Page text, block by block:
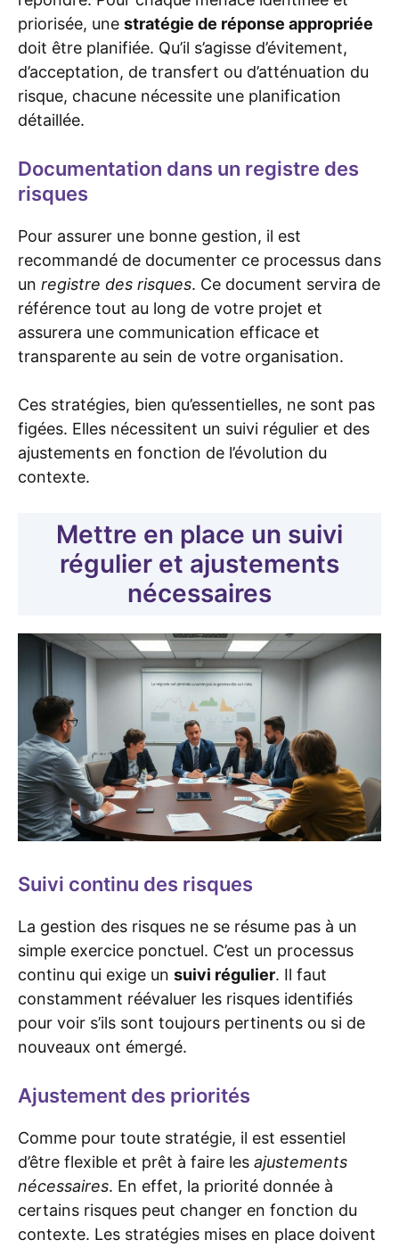
priorisée, une stratégie de réponse appropriée
doit être planifiée. Qu’il s’agisse d’évitement,
d’acceptation, de transfert ou d’atténuation du
risque, chacune nécessite une planification
détaillée.
Documentation dans un registre des
risques
Pour assurer une bonne gestion, il est
recommandé de documenter ce processus dans
un registre des risques. Ce document servira de
référence tout au long de votre projet et
assurera une communication efficace et
transparente au sein de votre organisation.
Ces stratégies, bien qu’essentielles, ne sont pas
figées. Elles nécessitent un suivi régulier et des
ajustements en fonction de l’évolution du
contexte.
Mettre en place un suivi
régulier et ajustements
nécessaires
Suivi continu des risques
La gestion des risques ne se résume pas à un
simple exercice ponctuel. C’est un processus
continu qui exige un suivi régulier. Il faut
constamment réévaluer les risques identifiés
pour voir s’ils sont toujours pertinents ou si de
nouveaux ont émergé.
Ajustement des priorités
Comme pour toute stratégie, il est essentiel
d’être flexible et prêt à faire les ajustements
nécessaires. En effet, la priorité donnée à
certains risques peut changer en fonction du
contexte. Les stratégies mises en place doivent